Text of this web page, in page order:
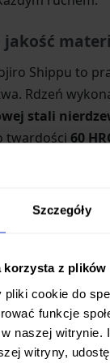
Szczegóły
korzysta z plików
cookie do
funkcje
naszej witrynie.
witryny,
Shippu to
Rdzeń
stali
twardości 60
na
została